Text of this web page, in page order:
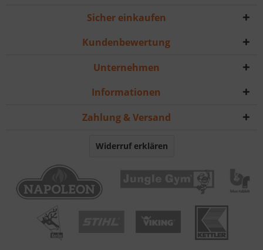
Sicher einkaufen
Kundenbewertung
Unternehmen
Informationen
Zahlung & Versand
Widerruf erklären